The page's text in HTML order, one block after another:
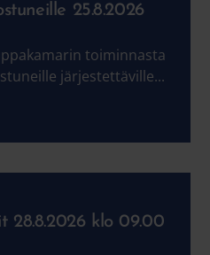
25.8.2026
toiminnasta
järjestettäville...
28.8.2026 klo 09.00